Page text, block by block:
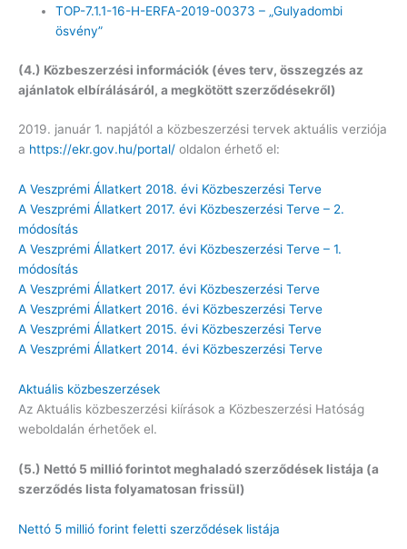
TOP-7.1.1-16-H-ERFA-2019-00373 – „Gulyadombi
ösvény”
(4.) Közbeszerzési információk (éves terv, összegzés az
ajánlatok elbírálásáról, a megkötött szerződésekről)
2019. január 1. napjától a közbeszerzési tervek aktuális verziója
a https://ekr.gov.hu/portal/ oldalon érhető el:
A Veszprémi Állatkert 2018. évi Közbeszerzési Terve
A Veszprémi Állatkert 2017. évi Közbeszerzési Terve – 2.
módosítás
A Veszprémi Állatkert 2017. évi Közbeszerzési Terve – 1.
módosítás
A Veszprémi Állatkert 2017. évi Közbeszerzési Terve
A Veszprémi Állatkert 2016. évi Közbeszerzési Terve
A Veszprémi Állatkert 2015. évi Közbeszerzési Terve
A Veszprémi Állatkert 2014. évi Közbeszerzési Terve
Aktuális közbeszerzések
Az Aktuális közbeszerzési kiírások a Közbeszerzési Hatóság
weboldalán érhetőek el.
(5.) Nettó 5 millió forintot meghaladó szerződések listája (a
szerződés lista folyamatosan frissül)
Nettó 5 millió forint feletti szerződések listája